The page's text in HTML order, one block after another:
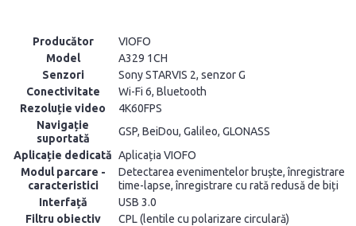
Producător
VIOFO
Model
A329 1CH
Senzori
Sony STARVIS 2, senzor G
Conectivitate
Wi-Fi 6, Bluetooth
Rezoluție video
4K60FPS
Navigație
suportată
GSP, BeiDou, Galileo, GLONASS
Aplicație dedicată Aplicația VIOFO
Modul parcare -
caracteristici
Detectarea evenimentelor bruște, înregistrare
time-lapse, înregistrare cu rată redusă de biți
Interfață
USB 3.0
Filtru obiectiv
CPL (lentile cu polarizare circulară)